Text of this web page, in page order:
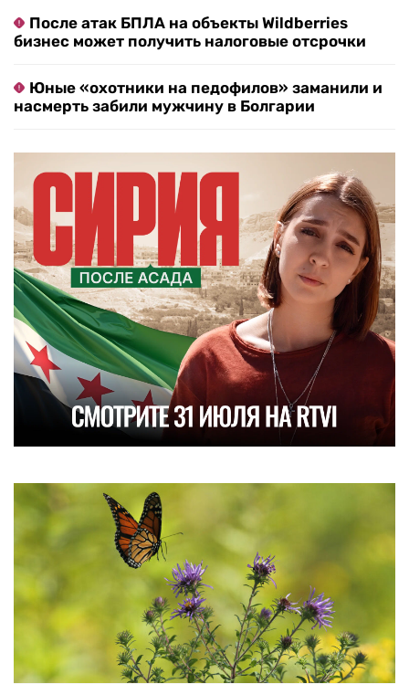
После атак БПЛА на объекты Wildberries
бизнес может получить налоговые отсрочки
Юные «охотники на педофилов» заманили и
насмерть забили мужчину в Болгарии